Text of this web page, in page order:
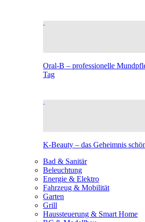
Oral-B – professionelle
Tag
K-Beauty – das Geheimnis
Bad & Sanitär
Beleuchtung
Energie & Elektro
Fahrzeug & Mobilität
Garten
Grill
Haussteuerung & Smart Home